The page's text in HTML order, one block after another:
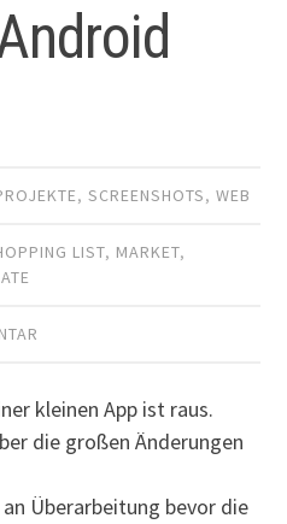
,SCREENSHOTS,WEB
LIST, MARKET,
kleinen App ist raus.
die großen Änderungen
Überarbeitung bevor die